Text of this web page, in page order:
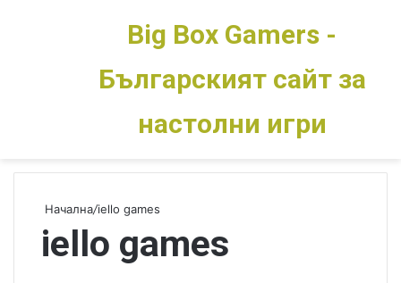
Switch skin
Big Box Gamers -
Българският сайт за
настолни игри
Начална/iello games
iello games